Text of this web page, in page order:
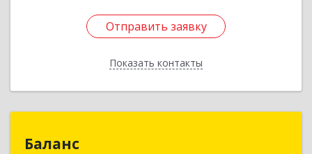
Отправить заявку
Показать контакты
Отправить заявку
Назад
Баланс